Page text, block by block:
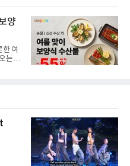
화
를 시
호
지만
험
이그
스 패
스를
히
양
여
는
복
을
는
만
물류